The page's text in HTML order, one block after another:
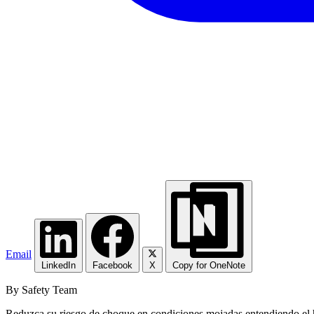
Email
LinkedIn Facebook X Copy for OneNote
By Safety Team